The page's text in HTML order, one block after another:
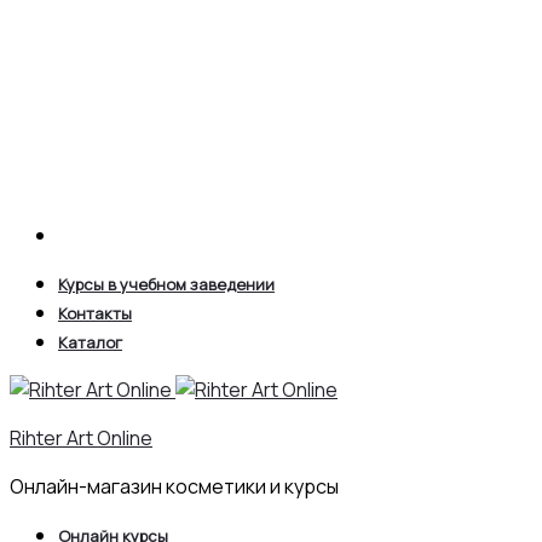
Курсы в учебном заведении
Контакты
Каталог
Rihter Art Online
Онлайн-магазин косметики и курсы
Онлайн курсы